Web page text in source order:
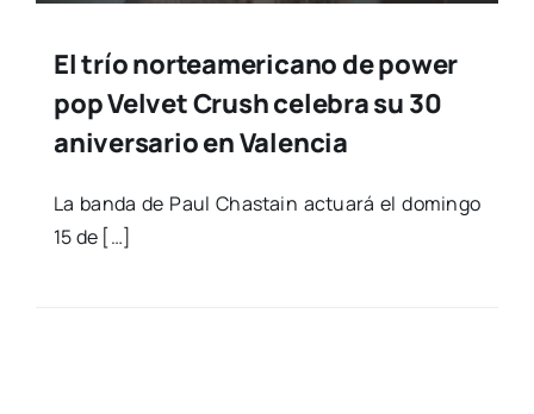
El trío norteamericano de power
pop Velvet Crush celebra su 30
aniversario en Valencia
La ban­da de Paul Chas­tain actua­rá el domin­go
15 de […]